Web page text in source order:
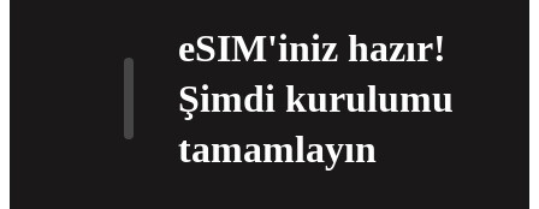
eSIM'iniz hazır!
Şimdi kurulumu
tamamlayın